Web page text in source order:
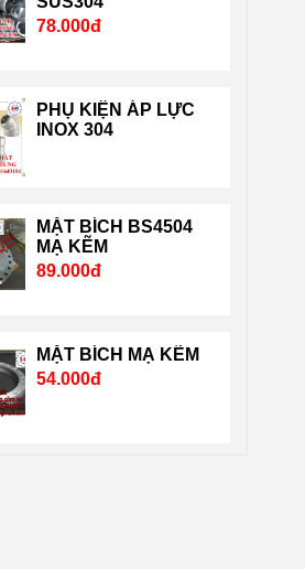
nghiêm ngặt của chuẩn
0909651167 Email:
Vattuhuyphat@gmail.com.
78.000đ
PHỤ KIỆN ÁP LỰC
INOX 304
MẶT BÍCH BS4504
MẠ KẼM
89.000đ
MẶT BÍCH MẠ KẼM
54.000đ